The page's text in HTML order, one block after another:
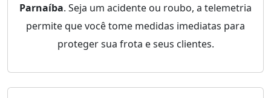
Parnaíba. Seja um acidente ou roubo, a telemetria
permite que você tome medidas imediatas para
proteger sua frota e seus clientes.